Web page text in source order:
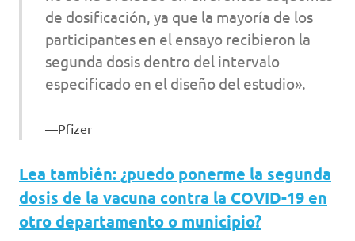
de dosificación, ya que la mayoría de los
participantes en el ensayo recibieron la
segunda dosis dentro del intervalo
especificado en el diseño del estudio».
Pfizer
Lea también: ¿puedo ponerme la segunda
dosis de la vacuna contra la COVID-19 en
otro departamento o municipio?